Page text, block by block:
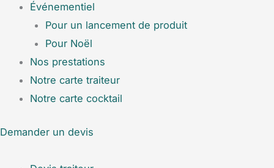
Événementiel
Pour un lancement de produit
Pour Noël
Nos prestations
Notre carte traiteur
Notre carte cocktail
Demander un devis